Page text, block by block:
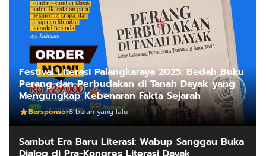
Festival Literasi Palangkaraya 2025: Bedah Buku
Perang dan Perbudakan di Tanah Dayak yang
Mengungkap Kebenaran Fakta Sejarah
Bersponsor8 bulan yang lalu
Sambut Era Baru Literasi: Wabup Sanggau Buka